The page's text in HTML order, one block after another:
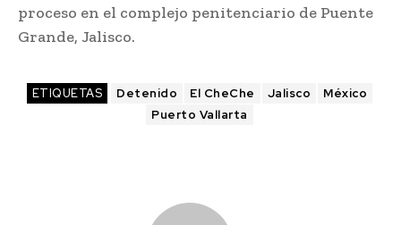
proceso en el complejo penitenciario de Puente
Grande, Jalisco.
ETIQUETAS Detenido El CheChe Jalisco
México
Puerto Vallarta